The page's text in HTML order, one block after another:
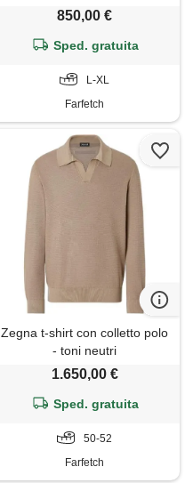
850,00 €
Sped. gratuita
L-XL
Farfetch
Zegna t-shirt con colletto polo
- toni neutri
1.650,00 €
Sped. gratuita
50-52
Farfetch